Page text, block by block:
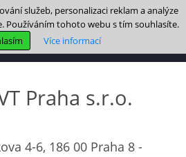
Praha s.r.o.
4-6, 186 00 Praha 8 -
služeb, personalizaci reklam a analýze
Používáním tohoto webu s tím souhlasíte.
Více informací